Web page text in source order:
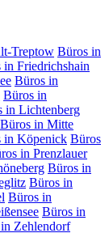
Treptow Büros in
in Friedrichshain
Büros in
Büros in
in Lichtenberg
Büros in Mitte
in Köpenick Büros
in Prenzlauer
Büros in
Büros in
Büros in
Büros in
Zehlendorf